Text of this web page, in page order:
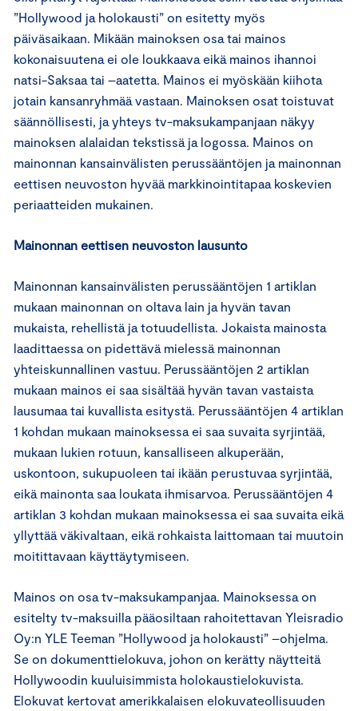
”Hollywood ja holokausti” on esitetty myös
päiväsaikaan. Mikään mainoksen osa tai mainos
kokonaisuutena ei ole loukkaava eikä mainos ihannoi
natsi-Saksaa tai –aatetta. Mainos ei myöskään kiihota
jotain kansanryhmää vastaan. Mainoksen osat toistuvat
säännöllisesti, ja yhteys tv-maksukampanjaan näkyy
mainoksen alalaidan tekstissä ja logossa. Mainos on
mainonnan kansainvälisten perussääntöjen ja mainonnan
eettisen neuvoston hyvää markkinointitapaa koskevien
periaatteiden mukainen.
Mainonnan eettisen neuvoston lausunto
Mainonnan kansainvälisten perussääntöjen 1 artiklan
mukaan mainonnan on oltava lain ja hyvän tavan
mukaista, rehellistä ja totuudellista. Jokaista mainosta
laadittaessa on pidettävä mielessä mainonnan
yhteiskunnallinen vastuu. Perussääntöjen 2 artiklan
mukaan mainos ei saa sisältää hyvän tavan vastaista
lausumaa tai kuvallista esitystä. Perussääntöjen 4 artiklan
1 kohdan mukaan mainoksessa ei saa suvaita syrjintää,
mukaan lukien rotuun, kansalliseen alkuperään,
uskontoon, sukupuoleen tai ikään perustuvaa syrjintää,
eikä mainonta saa loukata ihmisarvoa. Perussääntöjen 4
artiklan 3 kohdan mukaan mainoksessa ei saa suvaita eikä
yllyttää väkivaltaan, eikä rohkaista laittomaan tai muutoin
moitittavaan käyttäytymiseen.
Mainos on osa tv-maksukampanjaa. Mainoksessa on
esitelty tv-maksuilla pääosiltaan rahoitettavan Yleisradio
Oy:n YLE Teeman ”Hollywood ja holokausti” –ohjelma.
Se on dokumenttielokuva, johon on kerätty näytteitä
Hollywoodin kuuluisimmista holokaustielokuvista.
Elokuvat kertovat amerikkalaisen elokuvateollisuuden